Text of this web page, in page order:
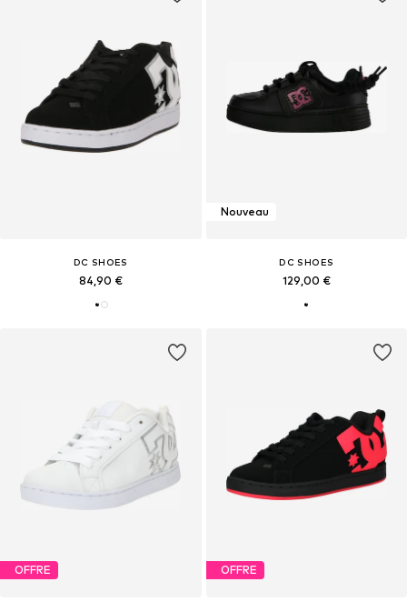
DC SHOES
84,90 €
Nouveau
DC SHOES
129,00 €
OFFRE OFFRE